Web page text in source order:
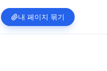
내 페이지 묶기